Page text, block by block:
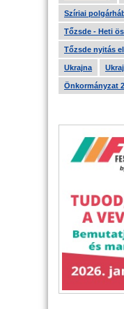
Szíriai
Tőzsde - Heti
Tőzsde nyitás
Ukrajna
Önkormányzat